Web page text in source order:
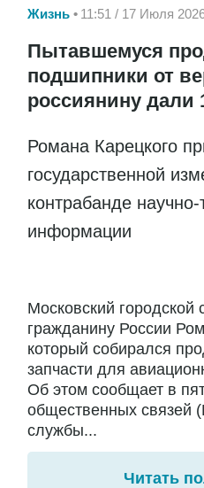
Жизнь 11:51 / 17 Июля
Пытавшемуся
подшипники от
россиянину дали
Романа Карецкого
государственной
контрабанде научно-
информации
Московский городской
гражданину России
который собирался
запчасти для
Об этом сообщает в
общественных
службы...
Читать